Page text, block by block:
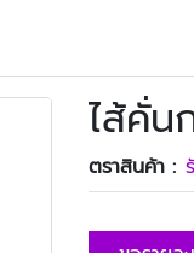
ไส้คั่น
ตราสินค้า :